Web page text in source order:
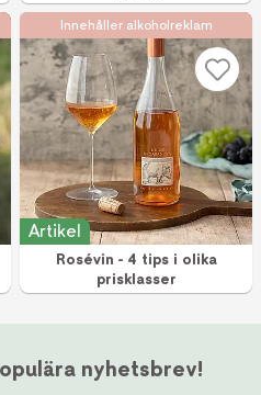
Innehåller alkoholreklam
Artikel
Rosévin - 4 tips i olika
prisklasser
nyhetsbrev!